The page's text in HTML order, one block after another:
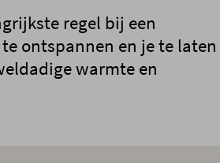
regel bij een
ontspannen en je te laten
warmte en